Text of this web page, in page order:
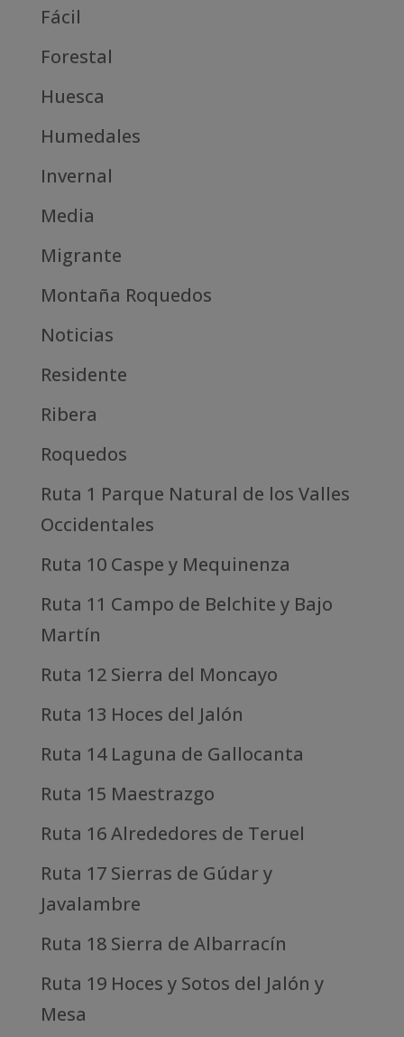
Fácil
Forestal
Huesca
Humedales
Invernal
Media
Migrante
Montaña Roquedos
Noticias
Residente
Ribera
Roquedos
Ruta 1 Parque Natural de los Valles
Occidentales
Ruta 10 Caspe y Mequinenza
Ruta 11 Campo de Belchite y Bajo
Martín
Ruta 12 Sierra del Moncayo
Ruta 13 Hoces del Jalón
Ruta 14 Laguna de Gallocanta
Ruta 15 Maestrazgo
Ruta 16 Alrededores de Teruel
Ruta 17 Sierras de Gúdar y
Javalambre
Ruta 18 Sierra de Albarracín
Ruta 19 Hoces y Sotos del Jalón y
Mesa